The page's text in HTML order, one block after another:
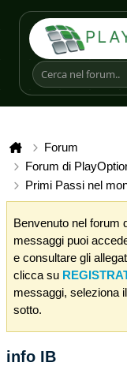
Forum
Forum di
Primi Passi nel
Benvenuto nel forum
messaggi puoi
e consultare gli
clicca su
messaggi, seleziona
sotto.
info IB